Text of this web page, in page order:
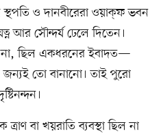
ও দানবীরেরা ওয়াক্‌ফ ভবন
আর সৌন্দর্য ঢেলে দিতেন।
না, ছিল একধরনের ইবাদত—
জন্যই তো বানানো। তাই পুরো
বা খয়রাতি ব্যবস্থা ছিল না